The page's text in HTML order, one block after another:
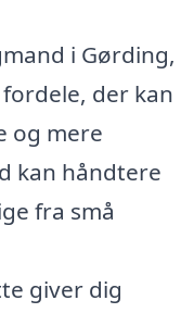
i Gørding,
der kan
og mere
kan håndtere
fra små
giver dig